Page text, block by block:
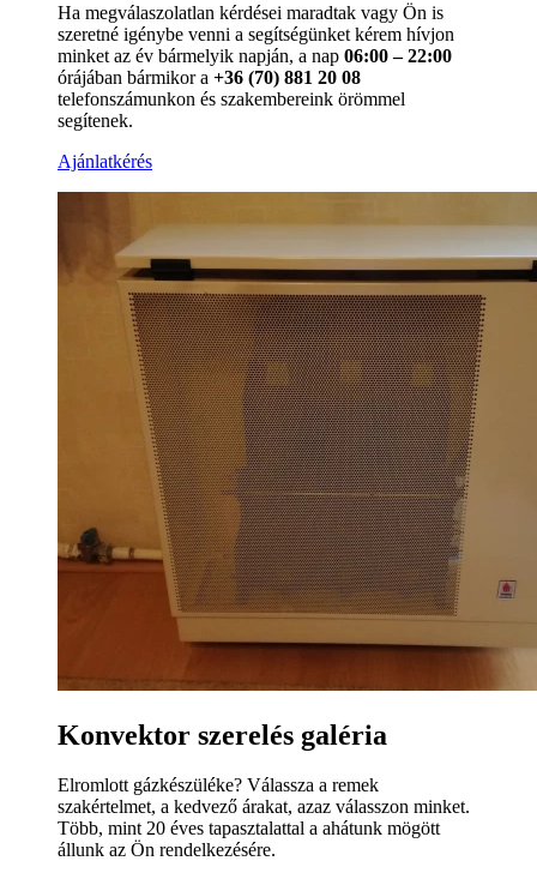
Ha megválaszolatlan kérdései maradtak vagy Ön is
szeretné igénybe venni a segítségünket kérem hívjon
minket az év bármelyik napján, a nap 06:00 – 22:00
órájában bármikor a +36 (70) 881 20 08
telefonszámunkon és szakembereink örömmel
segítenek.
Ajánlatkérés
Konvektor szerelés galéria
Elromlott gázkészüléke? Válassza a remek
szakértelmet, a kedvező árakat, azaz válasszon minket.
Több, mint 20 éves tapasztalattal a ahátunk mögött
állunk az Ön rendelkezésére.